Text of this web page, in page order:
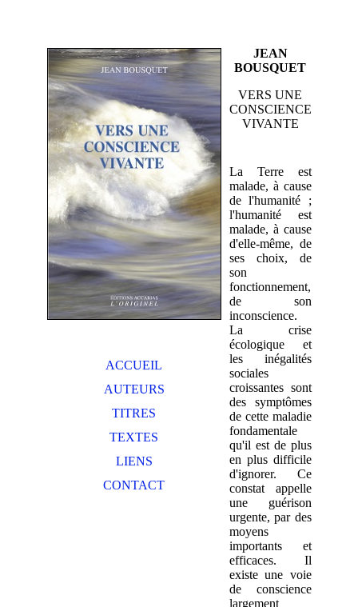
ACCUEIL
AUTEURS
TITRES
TEXTES
LIENS
CONTACT
JEAN
BOUSQUET
VERS UNE
CONSCIENCE
VIVANTE
La Terre est
malade, à cause
de l'humanité ;
l'humanité est
malade, à cause
d'elle-même, de
ses choix, de
son
fonctionnement,
de son
inconscience.
La crise
écologique et
les inégalités
sociales
croissantes sont
des symptômes
de cette maladie
fondamentale
qu'il est de plus
en plus difficile
d'ignorer. Ce
constat appelle
une guérison
urgente, par des
moyens
importants et
efficaces. Il
existe une voie
de conscience
largement